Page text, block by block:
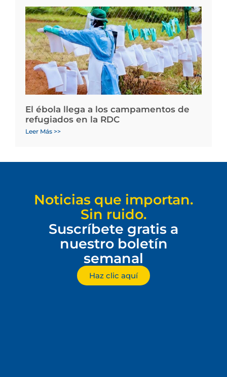
El ébola llega a los campamentos de
refugiados en la RDC
Leer Más >>
Noticias que importan.
Sin ruido.
Suscríbete gratis a
nuestro boletín
semanal
Haz clic aquí